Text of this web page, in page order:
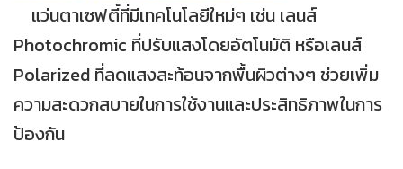
แว่นตาเซฟตี้ที่มีเทคโนโลยีใหม่ๆ เช่น เลนส์
Photochromic ที่ปรับแสงโดยอัตโนมัติ หรือเลนส์
Polarized ที่ลดแสงสะท้อนจากพื้นผิวต่างๆ ช่วยเพิ่ม
ความสะดวกสบายในการใช้งานและประสิทธิภาพในการ
ป้องกัน